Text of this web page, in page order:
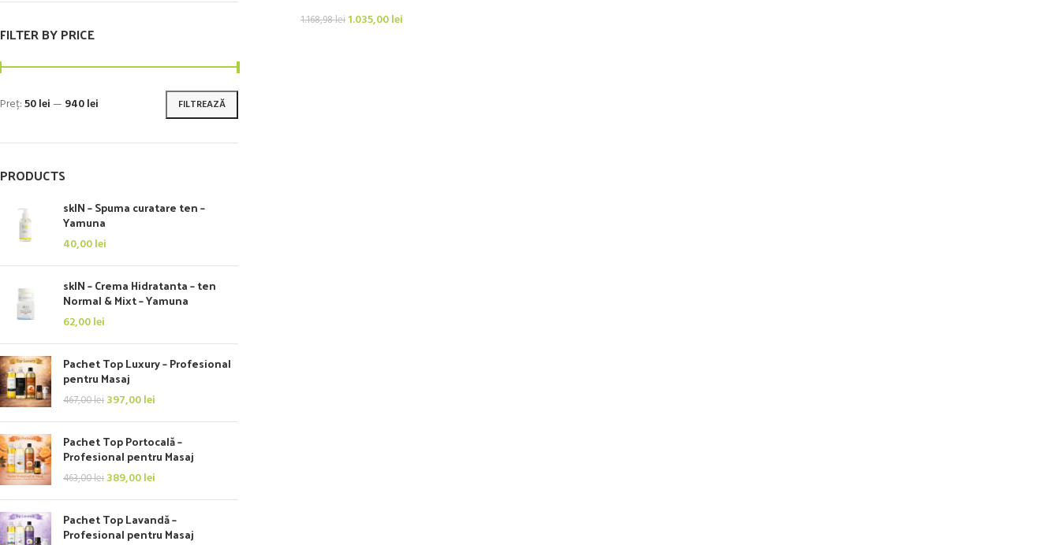
FILTER BY PRICE
FILTREAZĂ
Preț:50 lei— 940 lei
PRODUCTS
skIN – Spuma curatare ten –
Yamuna
40,00lei
skIN – Crema Hidratanta – ten
Normal & Mixt – Yamuna
62,00lei
Pachet Top Luxury – Profesional
pentru Masaj
467,00lei 397,00lei
Pachet Top Portocală –
Profesional pentru Masaj
463,00lei 389,00lei
Pachet Top Lavandă –
Profesional pentru Masaj
1.168,98lei 1.035,00lei